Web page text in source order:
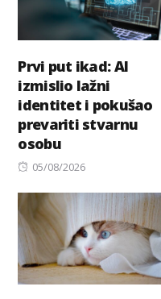
Prvi put ikad: AI
izmislio lažni
identitet i pokušao
prevariti stvarnu
osobu
Posted
05/08/2026